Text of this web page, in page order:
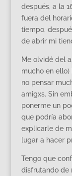
después, a la
fuera del
tiempo,
de abrir mi
Me olvidé del
mucho en ello)
no pensar
amigxs. Sin
ponerme un
que podría
explicarle de
lugar a hacer
Tengo que
disfrutando de